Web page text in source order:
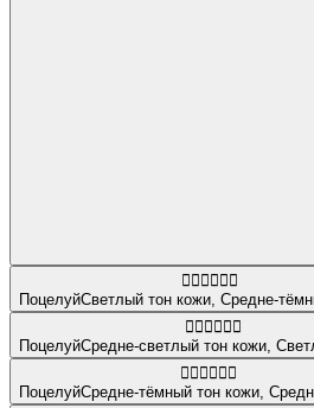
👩🏻‍❤️‍💋‍👨🏾
ПоцелуйСветлый тон кожи Средне-
👩🏼‍❤️‍💋‍👩🏻
ПоцелуйСредне-светлый тон кожи
👩🏾‍❤️‍💋‍👨🏽
ПоцелуйСредне-тёмный тон кожи